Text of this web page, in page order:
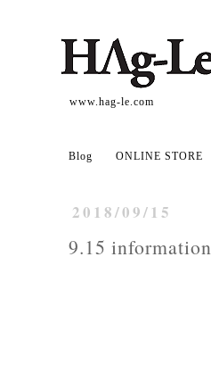
www.hag-le.com
Blog ONLINE STORE
2018/09/15
9.15 information